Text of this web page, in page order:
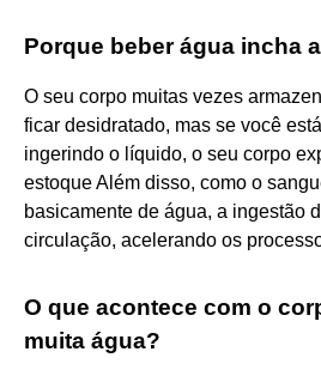
Porque beber água incha
O seu corpo muitas vezes
ficar desidratado, mas se você
ingerindo o líquido, o seu corpo
estoque Além disso, como o
basicamente de água, a ingestão
circulação, acelerando os
O que acontece com o
muita água?